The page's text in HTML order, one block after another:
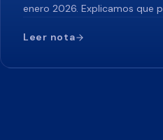
enero 2026. Explicamos que
Leer nota